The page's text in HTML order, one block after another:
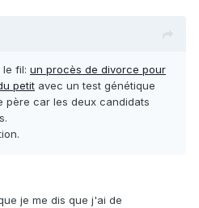
fil: un procès de divorce pour
petit avec un test génétique
père car les deux candidats
je me dis que j'ai de